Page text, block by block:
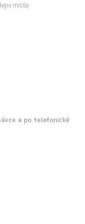
místa
a po telefonické